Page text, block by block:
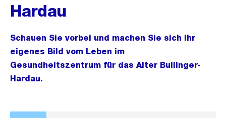
Hardau
Schauen Sie vorbei und machen Sie sich Ihr
eigenes Bild vom Leben im
Gesundheitszentrum für das Alter Bullinger-
Hardau.